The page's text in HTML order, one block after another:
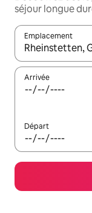
séjour longue
Emplacement
Quand les
Arrivée
Départ